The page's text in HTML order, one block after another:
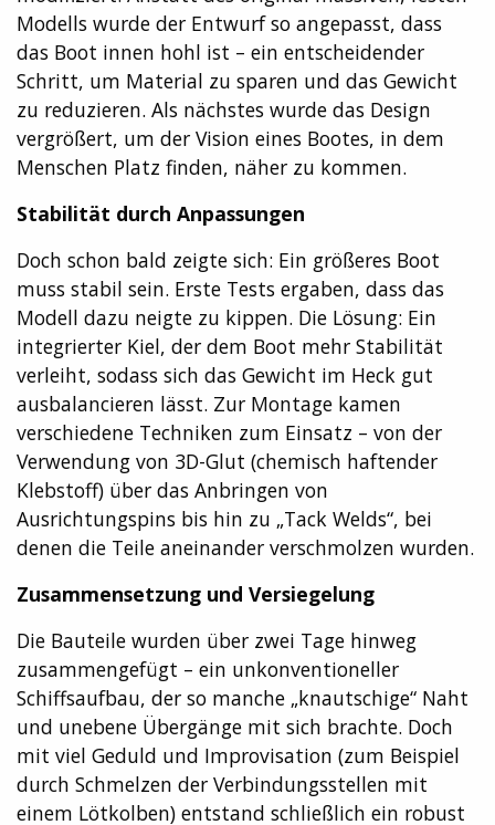
Modells wurde der Entwurf so angepasst, dass
das Boot innen hohl ist – ein entscheidender
Schritt, um Material zu sparen und das Gewicht
zu reduzieren. Als nächstes wurde das Design
vergrößert, um der Vision eines Bootes, in dem
Menschen Platz finden, näher zu kommen.
Stabilität durch Anpassungen
Doch schon bald zeigte sich: Ein größeres Boot
muss stabil sein. Erste Tests ergaben, dass das
Modell dazu neigte zu kippen. Die Lösung: Ein
integrierter Kiel, der dem Boot mehr Stabilität
verleiht, sodass sich das Gewicht im Heck gut
ausbalancieren lässt. Zur Montage kamen
verschiedene Techniken zum Einsatz – von der
Verwendung von 3D-Glut (chemisch haftender
Klebstoff) über das Anbringen von
Ausrichtungspins bis hin zu „Tack Welds“, bei
denen die Teile aneinander verschmolzen wurden.
Zusammensetzung und Versiegelung
Die Bauteile wurden über zwei Tage hinweg
zusammengefügt – ein unkonventioneller
Schiffsaufbau, der so manche „knautschige“ Naht
und unebene Übergänge mit sich brachte. Doch
mit viel Geduld und Improvisation (zum Beispiel
durch Schmelzen der Verbindungsstellen mit
einem Lötkolben) entstand schließlich ein robust